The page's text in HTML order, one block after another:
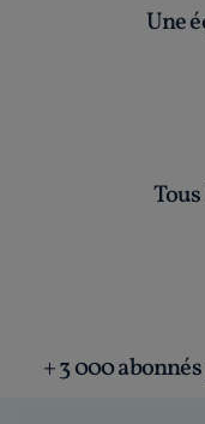
Une
+ 3 000